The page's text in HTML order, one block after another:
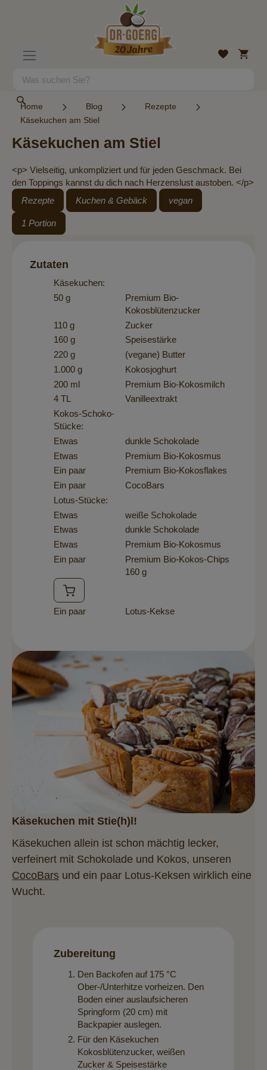
Suche
Wunschliste
Mein
Home Blog
Rezepte
Käsekuchen am Stiel
Käsekuchen am Stiel
<p> Vielseitig, unkompliziert und für jeden Geschmack. Bei
den Toppings kannst du dich nach Herzenslust austoben. </p>
Rezepte
Kuchen & Gebäck vegan
1 Portion
Zutaten
Käsekuchen:
50 g
Premium Bio-
Kokosblütenzucker
110 g
Zucker
160 g
Speisestärke
220 g
(vegane) Butter
1.000 g
Kokosjoghurt
200 ml
Premium Bio-Kokosmilch
4 TL
Vanilleextrakt
Kokos-Schoko-
Stücke:
Etwas
dunkle Schokolade
Etwas
Premium Bio-Kokosmus
Ein paar
Premium Bio-Kokosflakes
Ein paar
CocoBars
Lotus-Stücke:
Etwas
weiße Schokolade
Etwas
dunkle Schokolade
Etwas
Premium Bio-Kokosmus
Ein paar
Premium Bio-Kokos-Chips
160 g
Ein paar Lotus-Kekse
Käsekuchen mit Stie(h)l!
Käsekuchen allein ist schon mächtig lecker,
verfeinert mit Schokolade und Kokos, unseren
CocoBars und ein paar Lotus-Keksen wirklich eine
Wucht.
Zubereitung
Den Backofen auf 175 °C
Ober-/Unterhitze vorheizen. Den
Boden einer auslaufsicheren
Springform (20 cm) mit
Backpapier auslegen.
Für den Käsekuchen
Kokosblütenzucker, weißen
Zucker & Speisestärke